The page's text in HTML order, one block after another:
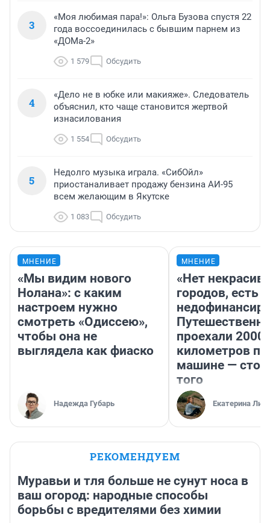
3
«Моя любимая пара!»: Ольга Бузова спустя 22
года воссоединилась с бывшим парнем из
«ДОМа-2»
1 579 Обсудить
4
«Дело не в юбке или макияже». Следователь
объяснил, кто чаще становится жертвой
изнасилования
1 554 Обсудить
5
Недолго музыка играла. «СибОйл»
приостаналивает продажу бензина АИ-95
всем желающим в Якутске
1 083 Обсудить
МНЕНИЕ
«Мы видим нового
Нолана»: с каким
настроем нужно
смотреть «Одиссею»,
чтобы она не
выглядела как фиаско
Надежда Губарь
МНЕНИЕ
«Нет
городов, есть
проехали 2000
километров по
машине —
того
Екатерина
РЕКОМЕНДУЕМ
Муравьи и тля больше не сунут носа в
ваш огород: народные способы
борьбы с вредителями без химии